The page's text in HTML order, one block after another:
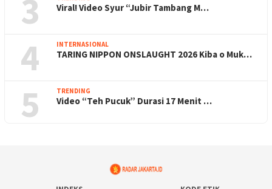
3 Viral! Video Syur “Jubir Tambang M…
4 INTERNASIONAL
TARING NIPPON ONSLAUGHT 2026 Kiba o Muk…
5 TRENDING
Video “Teh Pucuk” Durasi 17 Menit …